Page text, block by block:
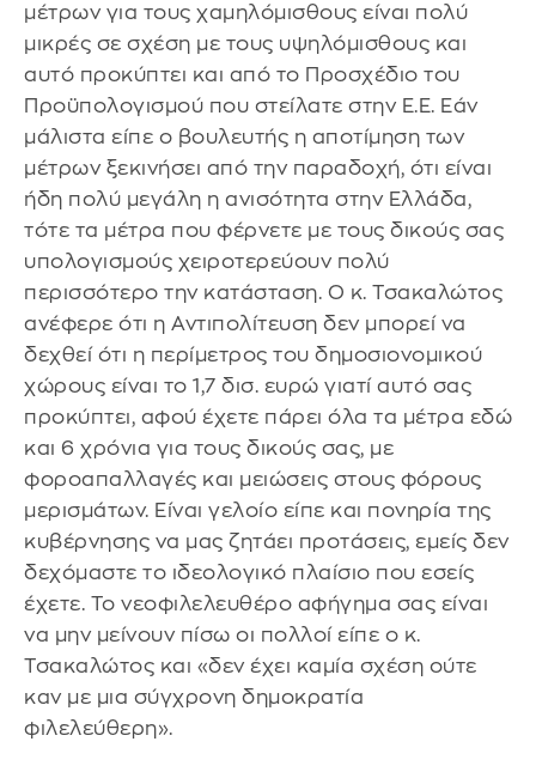
μέτρων για τους χαμηλόμισθους είναι πολύ
μικρές σε σχέση με τους υψηλόμισθους και
αυτό προκύπτει και από το Προσχέδιο του
Προϋπολογισμού που στείλατε στην Ε.Ε. Εάν
μάλιστα είπε ο βουλευτής η αποτίμηση των
μέτρων ξεκινήσει από την παραδοχή, ότι είναι
ήδη πολύ μεγάλη η ανισότητα στην Ελλάδα,
τότε τα μέτρα που φέρνετε με τους δικούς σας
υπολογισμούς χειροτερεύουν πολύ
περισσότερο την κατάσταση. Ο κ. Τσακαλώτος
ανέφερε ότι η Αντιπολίτευση δεν μπορεί να
δεχθεί ότι η περίμετρος του δημοσιονομικού
χώρους είναι το 1,7 δισ. ευρώ γιατί αυτό σας
προκύπτει, αφού έχετε πάρει όλα τα μέτρα εδώ
και 6 χρόνια για τους δικούς σας, με
φοροαπαλλαγές και μειώσεις στους φόρους
μερισμάτων. Είναι γελοίο είπε και πονηρία της
κυβέρνησης να μας ζητάει προτάσεις, εμείς δεν
δεχόμαστε το ιδεολογικό πλαίσιο που εσείς
έχετε. Το νεοφιλελευθέρο αφήγημα σας είναι
να μην μείνουν πίσω οι πολλοί είπε ο κ.
Τσακαλώτος και «δεν έχει καμία σχέση ούτε
καν με μια σύγχρονη δημοκρατία
φιλελεύθερη».